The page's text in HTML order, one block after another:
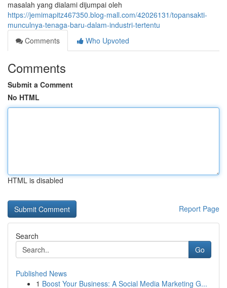
masalah yang dialami dijumpai oleh
https://jemimapitz467350.blog-mall.com/42026131/topansakti-
munculnya-tenaga-baru-dalam-industri-tertentu
Comments
Who Upvoted
Comments
Submit a Comment
No HTML
HTML is disabled
Report Page
Search
Go
Published News
1 Boost Your Business: A Social Media Marketing G...